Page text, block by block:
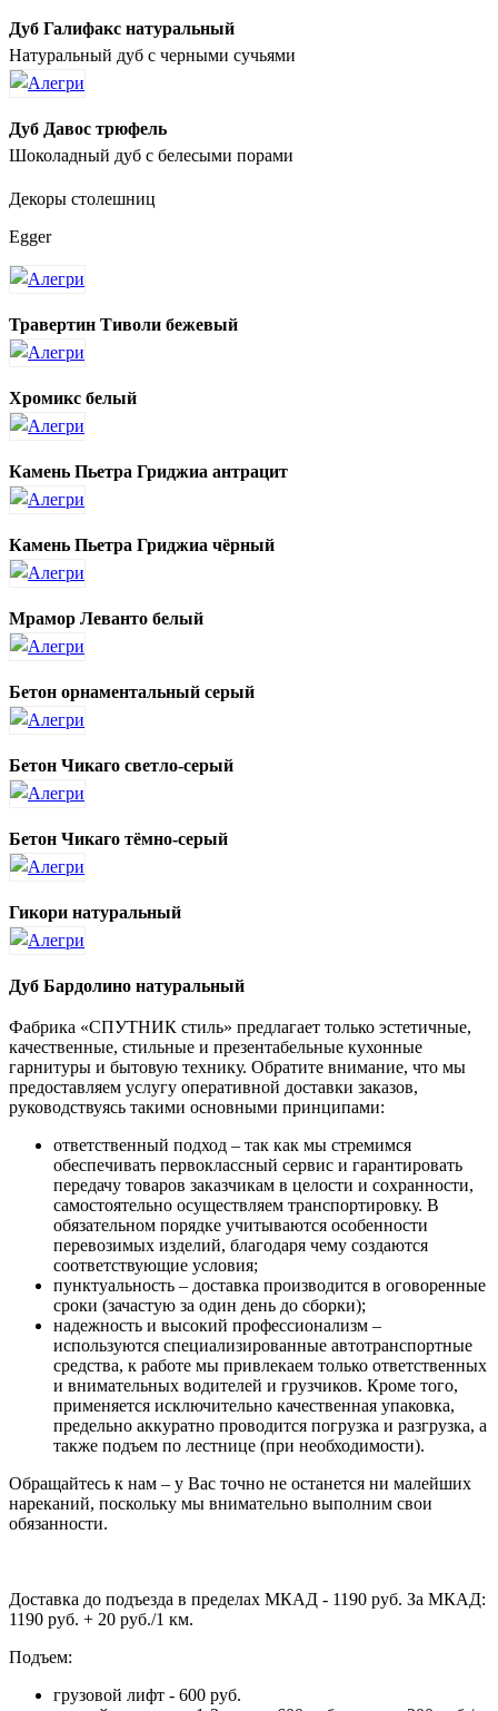
Дуб Галифакс натуральный
Натуральный дуб с черными сучьями
Дуб Давос трюфель
Шоколадный дуб с белесыми порами
Декоры столешниц
Egger
Травертин Тиволи бежевый
Хромикс белый
Камень Пьетра Гриджиа антрацит
Камень Пьетра Гриджиа чёрный
Мрамор Леванто белый
Бетон орнаментальный серый
Бетон Чикаго светло-серый
Бетон Чикаго тёмно-серый
Гикори натуральный
Дуб Бардолино натуральный
Фабрика «СПУТНИК стиль» предлагает только эстетичные,
качественные, стильные и презентабельные кухонные
гарнитуры и бытовую технику. Обратите внимание, что мы
предоставляем услугу оперативной доставки заказов,
руководствуясь такими основными принципами:
ответственный подход – так как мы стремимся
обеспечивать первоклассный сервис и гарантировать
передачу товаров заказчикам в целости и сохранности,
самостоятельно осуществляем транспортировку. В
обязательном порядке учитываются особенности
перевозимых изделий, благодаря чему создаются
соответствующие условия;
пунктуальность – доставка производится в оговоренные
сроки (зачастую за один день до сборки);
надежность и высокий профессионализм –
используются специализированные автотранспортные
средства, к работе мы привлекаем только ответственных
и внимательных водителей и грузчиков. Кроме того,
применяется исключительно качественная упаковка,
предельно аккуратно проводится погрузка и разгрузка, а
также подъем по лестнице (при необходимости).
Обращайтесь к нам – у Вас точно не останется ни малейших
нареканий, поскольку мы внимательно выполним свои
обязанности.
Доставка до подъезда в пределах МКАД - 1190 руб. За МКАД:
1190 руб. + 20 руб./1 км.
Подъем:
грузовой лифт - 600 руб.